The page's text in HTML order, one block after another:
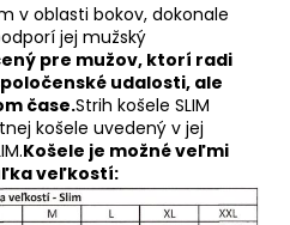
v oblasti bokov, dokonale
jej mužský
pre mužov, ktorí radi
udalosti, ale
čase.Strih košele SLIM
košele uvedený v jej
Košele je možné veľmi
veľkostí: